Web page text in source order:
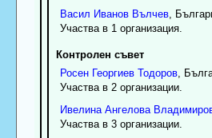
Васил Иванов Вълчев,
Участва в 1 организация.
Контролен съвет
Росен Георгиев Тодоров,
Участва в 2 организации.
Ивелина Ангелова
Участва в 3 организации.